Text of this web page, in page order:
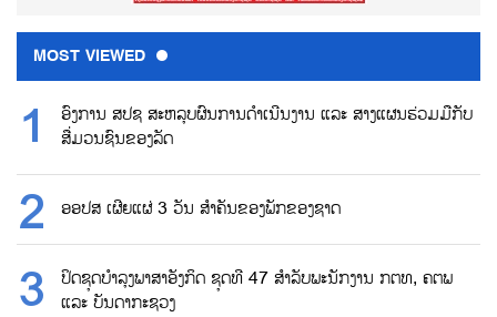
MOST VIEWED
ອົງການ ສປຊ ສະຫລຸບຜົນການດຳເນີນງານ ແລະ ສາງແຜນຮ່ວມມືກັບ
ສື່ມວນຊົນຂອງລັດ
ອອປສ ເຜີຍແຜ່ 3 ວັນ ສຳຄັນຂອງພັກຂອງຊາດ
ປິດຊຸດບຳລຸງພາສາອັງກິດ ຊຸດທີ 47 ສຳລັບພະນັກງານ ກຕທ, ຄຕພ
ແລະ ບັນດາກະຊວງ